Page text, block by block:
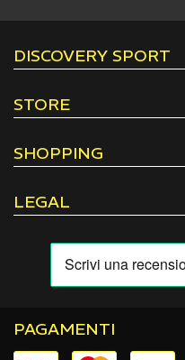
DISCOVERY SPORT
STORE
SHOPPING
LEGAL
PAGAMENTI